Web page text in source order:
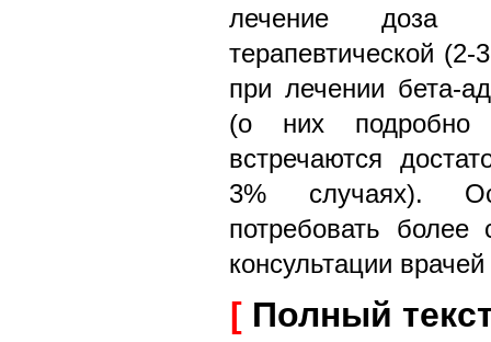
лечение доза
терапевтической
при лечении бета-
(о них подробно
встречаются
3% случаях).
потребовать
консультации
[ Полный